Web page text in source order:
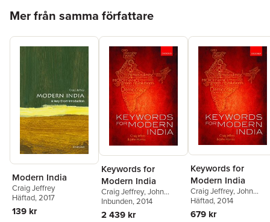
Mer från samma författare
Modern India
Craig Jeffrey
Häftad, 2017
139 kr
Keywords for
Modern India
Craig Jeffrey,John
Harriss
Inbunden, 2014
2 439 kr
Keywords for
Modern India
Craig Jeffrey,John
Harriss
Häftad, 2014
679 kr